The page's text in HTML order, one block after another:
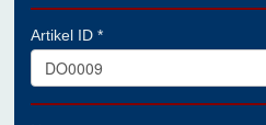
Artikel ID *